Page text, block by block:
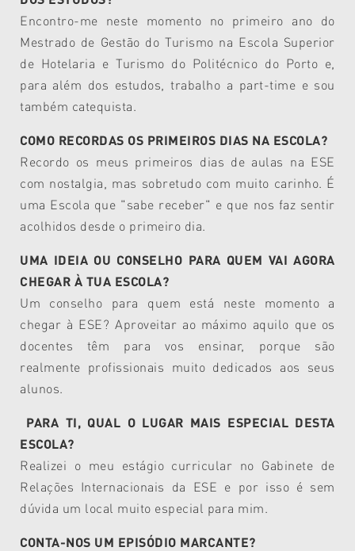
Encontro-me neste momento no primeiro ano do
Mestrado de Gestão do Turismo na Escola Superior
de Hotelaria e Turismo do Politécnico do Porto e,
para além dos estudos, trabalho a part-time e sou
também catequista.
COMO RECORDAS OS PRIMEIROS DIAS NA ESCOLA?
Recordo os meus primeiros dias de aulas na ESE
com nostalgia, mas sobretudo com muito carinho. É
uma Escola que "sabe receber" e que nos faz sentir
acolhidos desde o primeiro dia.
UMA IDEIA OU CONSELHO PARA QUEM VAI AGORA
CHEGAR À TUA ESCOLA?
Um conselho para quem está neste momento a
chegar à ESE? Aproveitar ao máximo aquilo que os
docentes têm para vos ensinar, porque são
realmente profissionais muito dedicados aos seus
alunos.
PARA TI, QUAL O LUGAR MAIS ESPECIAL DESTA
ESCOLA?
Realizei o meu estágio curricular no Gabinete de
Relações Internacionais da ESE e por isso é sem
dúvida um local muito especial para mim.
CONTA-NOS UM EPISÓDIO MARCANTE?